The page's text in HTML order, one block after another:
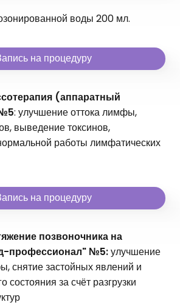
воды 200 мл.
на процедуру
(аппаратный
: улучшение оттока лимфы,
выведение токсинов,
работы лимфатических
на процедуру
позвоночника на
профессионал" №5:улучшение
снятие застойных явлений и
состояния за счёт разгрузки